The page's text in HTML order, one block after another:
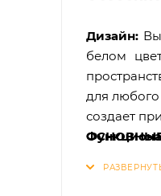
Дизайн:
белом
для любого
создает